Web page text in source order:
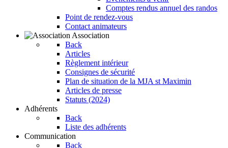
Comptes rendus annuel des randos
Point de rendez-vous
Contact animateurs
Association
Back
Articles
Règlement intérieur
Consignes de sécurité
Plan de situation de la MJA st Maximin
Articles de presse
Statuts (2024)
Adhérents
Back
Liste des adhérents
Communication
Back